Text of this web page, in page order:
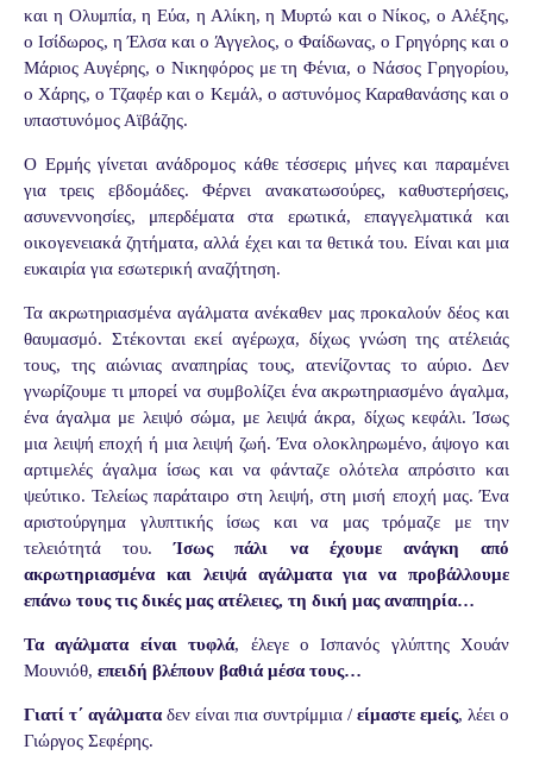
και η Ολυμπία, η Εύα, η Αλίκη, η Μυρτώ και ο Νίκος, ο Αλέξης,
ο Ισίδωρος, η Έλσα και ο Άγγελος, ο Φαίδωνας, ο Γρηγόρης και ο
Μάριος Αυγέρης, ο Νικηφόρος με τη Φένια, ο Νάσος Γρηγορίου,
ο Χάρης, ο Τζαφέρ και ο Κεμάλ, ο αστυνόμος Καραθανάσης και ο
υπαστυνόμος Αϊβάζης.
Ο Ερμής γίνεται ανάδρομος κάθε τέσσερις μήνες και παραμένει
για τρεις εβδομάδες. Φέρνει ανακατωσούρες, καθυστερήσεις,
ασυνεννοησίες, μπερδέματα στα ερωτικά, επαγγελματικά και
οικογενειακά ζητήματα, αλλά έχει και τα θετικά του. Είναι και μια
ευκαιρία για εσωτερική αναζήτηση.
Τα ακρωτηριασμένα αγάλματα ανέκαθεν μας προκαλούν δέος και
θαυμασμό. Στέκονται εκεί αγέρωχα, δίχως γνώση της ατέλειάς
τους, της αιώνιας αναπηρίας τους, ατενίζοντας το αύριο. Δεν
γνωρίζουμε τι μπορεί να συμβολίζει ένα ακρωτηριασμένο άγαλμα,
ένα άγαλμα με λειψό σώμα, με λειψά άκρα, δίχως κεφάλι. Ίσως
μια λειψή εποχή ή μια λειψή ζωή. Ένα ολοκληρωμένο, άψογο και
αρτιμελές άγαλμα ίσως και να φάνταζε ολότελα απρόσιτο και
ψεύτικο. Τελείως παράταιρο στη λειψή, στη μισή εποχή μας. Ένα
αριστούργημα γλυπτικής ίσως και να μας τρόμαζε με την
τελειότητά του.Ίσως πάλι να έχουμε ανάγκη από
ακρωτηριασμένα και λειψά αγάλματα για να προβάλλουμε
επάνω τους τις δικές μας ατέλειες, τη δική μας αναπηρία…
Τα αγάλματα είναι τυφλά, έλεγε ο Ισπανός γλύπτης Χουάν
Μουνιόθ, επειδή βλέπουν βαθιά μέσα τους…
Γιατί τ΄ αγάλματαδεν είναι πια συντρίμμια / είμαστε εμείς, λέει ο
Γιώργος Σεφέρης.